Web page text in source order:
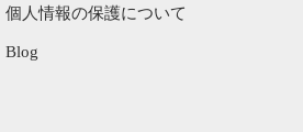
個人情報の保護について
Blog